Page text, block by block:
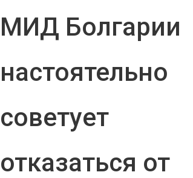
МИД Болгарии
настоятельно
советует
отказаться от